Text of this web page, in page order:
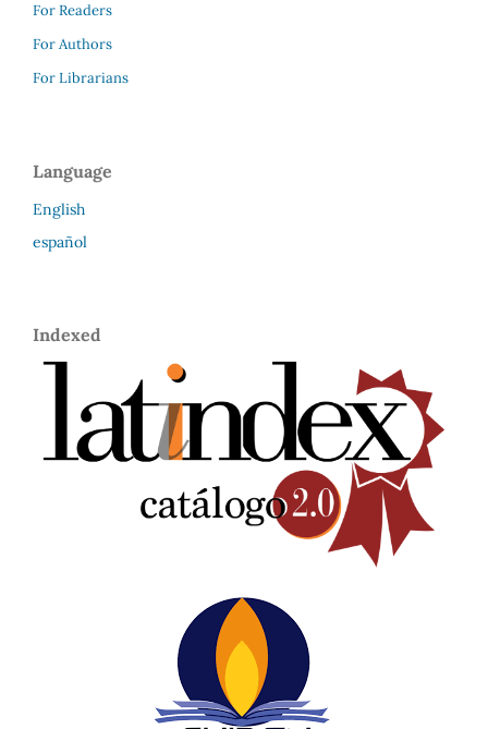
For Readers
For Authors
For Librarians
Language
English
español
Indexed